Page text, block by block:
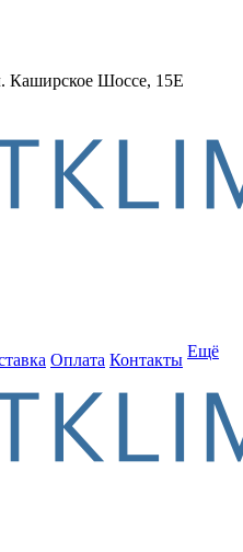
Каширское Шоссе, 15Е
Оплата Контакты Ещё